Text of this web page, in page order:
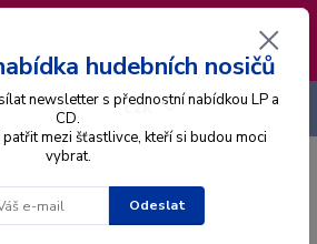
čerpám dovolenou. Datum
se posouvá na pátek
14.8.2026 🐋
CZK
hudebních nosičů
newsletter s přednostní nabídkou LP a
CD.
mezi šťastlivce, kteří si budou moci
vybrat.
Odeslat